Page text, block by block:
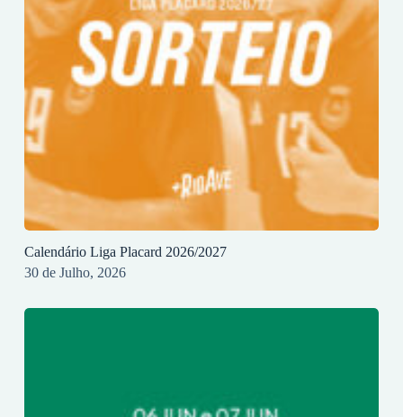
Calendário Liga Placard 2026/2027
30 de Julho, 2026